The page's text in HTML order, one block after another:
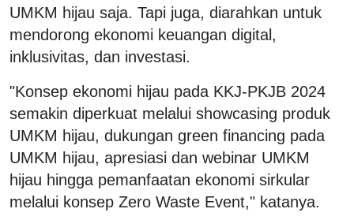
UMKM hijau saja. Tapi juga, diarahkan untuk
mendorong ekonomi keuangan digital,
inklusivitas, dan investasi.
"Konsep ekonomi hijau pada KKJ-PKJB 2024
semakin diperkuat melalui showcasing produk
UMKM hijau, dukungan green financing pada
UMKM hijau, apresiasi dan webinar UMKM
hijau hingga pemanfaatan ekonomi sirkular
melalui konsep Zero Waste Event," katanya.